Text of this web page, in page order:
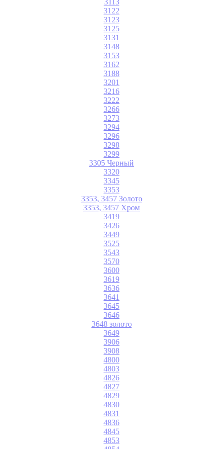
3122
3123
3125
3131
3148
3153
3162
3188
3201
3216
3222
3266
3273
3294
3296
3298
3299
3305 Черный
3320
3345
3353
3353, 3457 Золото
3353, 3457 Хром
3419
3426
3449
3525
3543
3570
3600
3619
3636
3641
3645
3646
3648 золото
3649
3906
3908
4800
4803
4826
4827
4829
4830
4831
4836
4845
4853